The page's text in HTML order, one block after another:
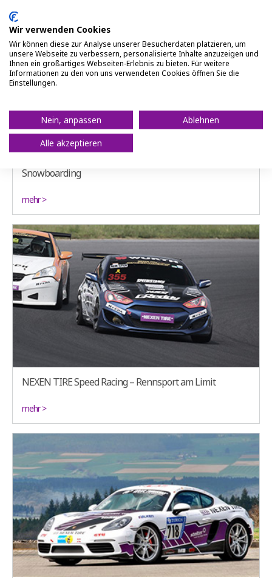
Snowboarding
mehr >
NEXEN TIRE Speed Racing – Rennsport am Limit
mehr >
Wir verwenden Cookies
Wir können diese zur Analyse unserer Besucherdaten platzieren, um
unsere Webseite zu verbessern, personalisierte Inhalte anzuzeigen und
Ihnen ein großartiges Webseiten-Erlebnis zu bieten. Für weitere
Informationen zu den von uns verwendeten Cookies öffnen Sie die
Einstellungen.
Nein, anpassen
Ablehnen
Alle akzeptieren